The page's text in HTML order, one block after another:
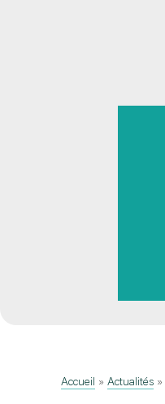
Accueil » Actualités »